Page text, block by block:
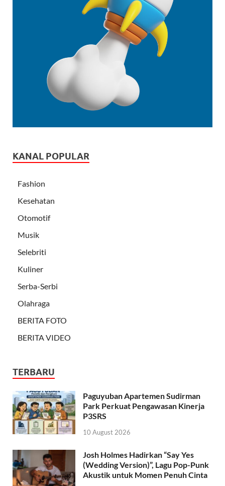
KANAL POPULAR
Fashion
Kesehatan
Otomotif
Musik
Selebriti
Kuliner
Serba-Serbi
Olahraga
BERITA FOTO
BERITA VIDEO
TERBARU
Paguyuban Apartemen Sudirman
Park Perkuat Pengawasan Kinerja
P3SRS
10 August 2026
Josh Holmes Hadirkan “Say Yes
(Wedding Version)”, Lagu Pop-Punk
Akustik untuk Momen Penuh Cinta